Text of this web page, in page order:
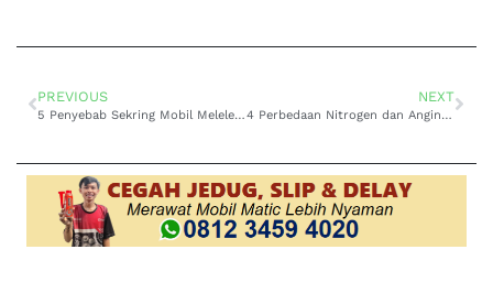
PREVIOUS
5 Penyebab Sekring Mobil Meleleh, Wajib Paham
NEXT
4 Perbedaan Nitrogen dan Angin Biasa pada Mobil